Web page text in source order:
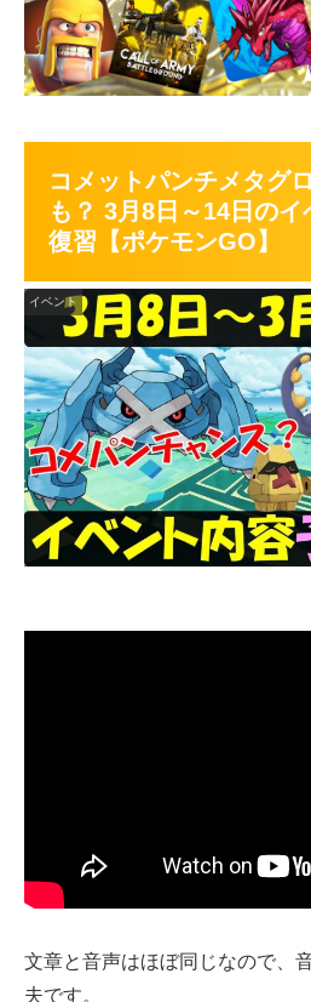
コメットパンチメタグ
も？ 3月8日～14日の
復習【ポケモンGO】
イベント
文章と音声はほぼ同じなので、
夫です。